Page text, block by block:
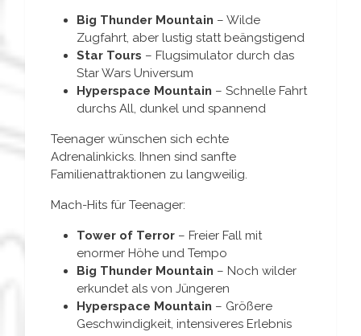
Big Thunder Mountain – Wilde
Zugfahrt, aber lustig statt beängstigend
Star Tours – Flugsimulator durch das
Star Wars Universum
Hyperspace Mountain – Schnelle Fahrt
durchs All, dunkel und spannend
Teenager wünschen sich echte
Adrenalinkicks. Ihnen sind sanfte
Familienattraktionen zu langweilig.
Mach-Hits für Teenager:
Tower of Terror – Freier Fall mit
enormer Höhe und Tempo
Big Thunder Mountain – Noch wilder
erkundet als von Jüngeren
Hyperspace Mountain – Größere
Geschwindigkeit, intensiveres Erlebnis